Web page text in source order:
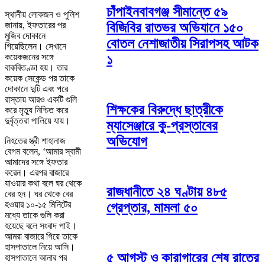
স্থানীয় লোকজন ও পুলিশ
জানায়, ইফতারের পর
মুজিব দোকানে
গিয়েছিলেন। সেখানে
কয়েকজনের সঙ্গে
বাকবিতণ্ডা হয়। তার
কয়েক সেকেন্ড পর তাকে
দোকানে দুটি এবং পরে
রাস্তায় আরও একটি গুলি
করে মৃত্যু নিশ্চিত করে
দুর্বৃত্তরা পালিয়ে যায়।
নিহতের স্ত্রী শাহানাজ
বেগম বলেন, ‘আমার স্বামী
আমাদের সঙ্গে ইফতার
করেন। এরপর বাজারে
যাওয়ার কথা বলে ঘর থেকে
বের হন। ঘর থেকে বের
হওয়ার ১০-১৫ মিনিটের
মধ্যে তাকে গুলি করা
হয়েছে বলে সংবাদ পাই।
আমরা বাজারে গিয়ে তাকে
হাসপাতালে নিয়ে আসি।
হাসপাতালে আনার পর
চাঁপাইনবাবগঞ্জ সীমান্তে ৫৯
বিজিবির রাতভর অভিযানে ১৫০
বোতল নেশাজাতীয় সিরাপসহ আটক
১
শিক্ষকের বিরুদ্ধে ছাত্রীকে
ম্যাসেঞ্জারে কু-প্রস্তাবের
অভিযোগ
রাজধানীতে ২৪ ঘণ্টায় ৪৮৫
গ্রেপ্তার, মামলা ৫০
৫ আগস্ট ও কারাগারের শেষ রাতের